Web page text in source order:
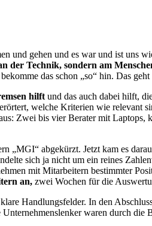
und gehen und es war und ist uns
der Technik, sondern am
das schon „so“ hin. Das
hilft und das auch dabei hilft,
welche Kriterien wie relevant
Zwei bis vier Berater mit Laptops,
„MGI“ abgekürzt. Jetzt kam es
sich ja nicht um ein reines
mit Mitarbeitern bestimmter
an, zwei Wochen für die
Handlungsfelder. In den
waren durch die